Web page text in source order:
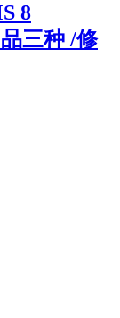
8
三种 /修